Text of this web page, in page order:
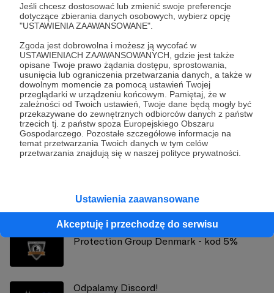
Jeśli chcesz dostosować lub zmienić swoje preferencje
dotyczące zbierania danych osobowych, wybierz opcję
"USTAWIENIA ZAAWANSOWANE".
Zgoda jest dobrowolna i możesz ją wycofać w
USTAWIENIACH ZAAWANSOWANYCH, gdzie jest także
opisane Twoje prawo żądania dostępu, sprostowania,
usunięcia lub ograniczenia przetwarzania danych, a także w
dowolnym momencie za pomocą ustawień Twojej
przeglądarki w urządzeniu końcowym. Pamiętaj, że w
zależności od Twoich ustawień, Twoje dane będą mogły być
przekazywane do zewnętrznych odbiorców danych z państw
trzecich tj. z państw spoza Europejskiego Obszaru
Gospodarczego. Pozostałe szczegółowe informacje na
temat przetwarzania Twoich danych w tym celów
przetwarzania znajdują się w naszej polityce prywatności.
Ustawienia zaawansowane
Akceptuję i przechodzę do serwisu
Szkoła Partyzantów
Zobacz profil autora
Zobacz również
Mex Armory - kod 5%
Protection Group Denmark - kod 5%
Odpalamy Discord!